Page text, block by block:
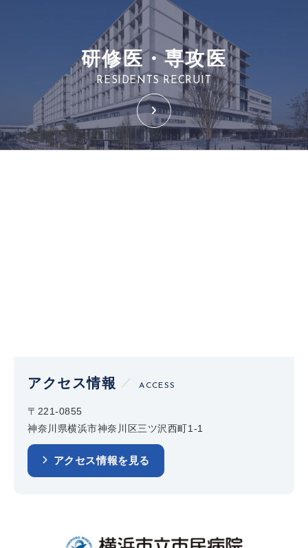
研修医・専攻医
RESIDENTS RECRUIT
アクセス情報 ACCESS
〒221-0855
神奈川県横浜市神奈川区三ツ沢西町1-1
アクセス情報を見る